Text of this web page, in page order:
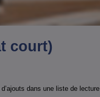
court)
d’ajouts dans une liste de lecture